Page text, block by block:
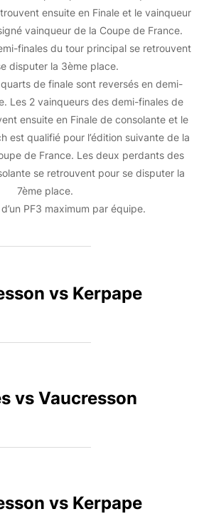
ensuite en Finale et le vainqueur
vainqueur de la Coupe de France.
finales du tour principal se retrouvent
disputer la 3ème place.
de finale sont reversés en demi-
Les 2 vainqueurs des demi-finales de
ensuite en Finale de consolante et le
est qualifié pour l’édition suivante de la
de France. Les deux perdants des
se retrouvent pour se disputer la
7ème place.
PF3 maximum par équipe.
vs Kerpape
vs Vaucresson
vs Kerpape